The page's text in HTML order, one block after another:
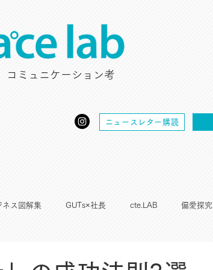
コミュニケーション考
ニュースレター購読
ネス図解集 GUTs×社長 cte.LAB 偏愛探究